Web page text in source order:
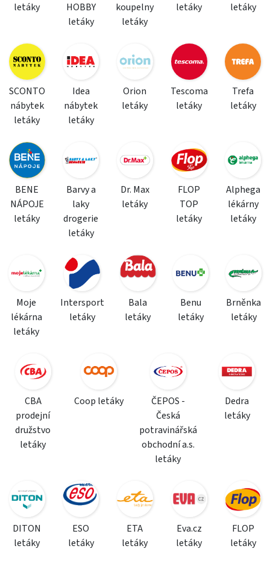
letáky
HOBBY
letáky
koupelny
letáky
letáky
letáky
SCONTO
nábytek
letáky
Idea
nábytek
letáky
Orion
letáky
Tescoma
letáky
Trefa
letáky
BENE
NÁPOJE
letáky
Barvy a
laky
drogerie
letáky
Dr. Max
letáky
FLOP
TOP
letáky
Alphega
lékárny
letáky
Moje
lékárna
letáky
Intersport
letáky
Bala
letáky
Benu
letáky
Brněnka
letáky
CBA
prodejní
družstvo
letáky
Coop letáky
ČEPOS -
Česká
potravinářská
obchodní a.s.
letáky
Dedra
letáky
DITON
letáky
ESO
letáky
ETA
letáky
Eva.cz
letáky
FLOP
letáky